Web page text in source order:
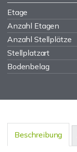
Etage
Anzahl Etagen
Anzahl Stellplätze
Stellplatzart
Bodenbelag
Beschreibung